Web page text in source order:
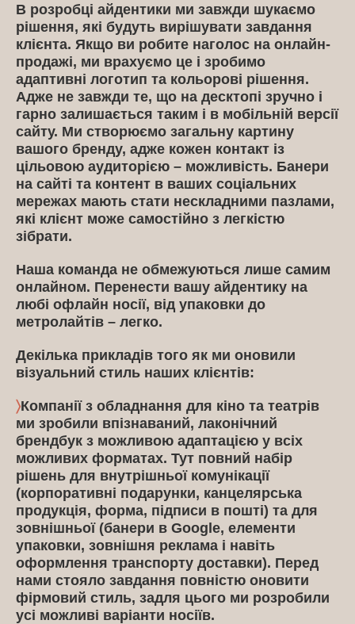
В розробці айдентики ми завжди шукаємо
рішення, які будуть вирішувати завдання
клієнта. Якщо ви робите наголос на онлайн-
продажі, ми врахуємо це і зробимо
адаптивні логотип та кольорові рішення.
Адже не завжди те, що на десктопі зручно і
гарно залишається таким і в мобільній версії
сайту. Ми створюємо загальну картину
вашого бренду, адже кожен контакт із
цільовою аудиторією – можливість. Банери
на сайті та контент в ваших соціальних
мережах мають стати нескладними пазлами,
які клієнт може самостійно з легкістю
зібрати.
Наша команда не обмежуються лише самим
онлайном. Перенести вашу айдентику на
любі офлайн носії, від упаковки до
метролайтів – легко.
Декілька прикладів того як ми оновили
візуальний стиль наших клієнтів:
〉Компанії з обладнання для кіно та театрів
ми зробили впізнаваний, лаконічний
брендбук з можливою адаптацією у всіх
можливих форматах. Тут повний набір
рішень для внутрішньої комунікації
(корпоративні подарунки, канцелярська
продукція, форма, підписи в пошті) та для
зовнішньої (банери в Google, елементи
упаковки, зовнішня реклама і навіть
оформлення транспорту доставки). Перед
нами стояло завдання повністю оновити
фірмовий стиль, задля цього ми розробили
усі можливі варіанти носіїв.